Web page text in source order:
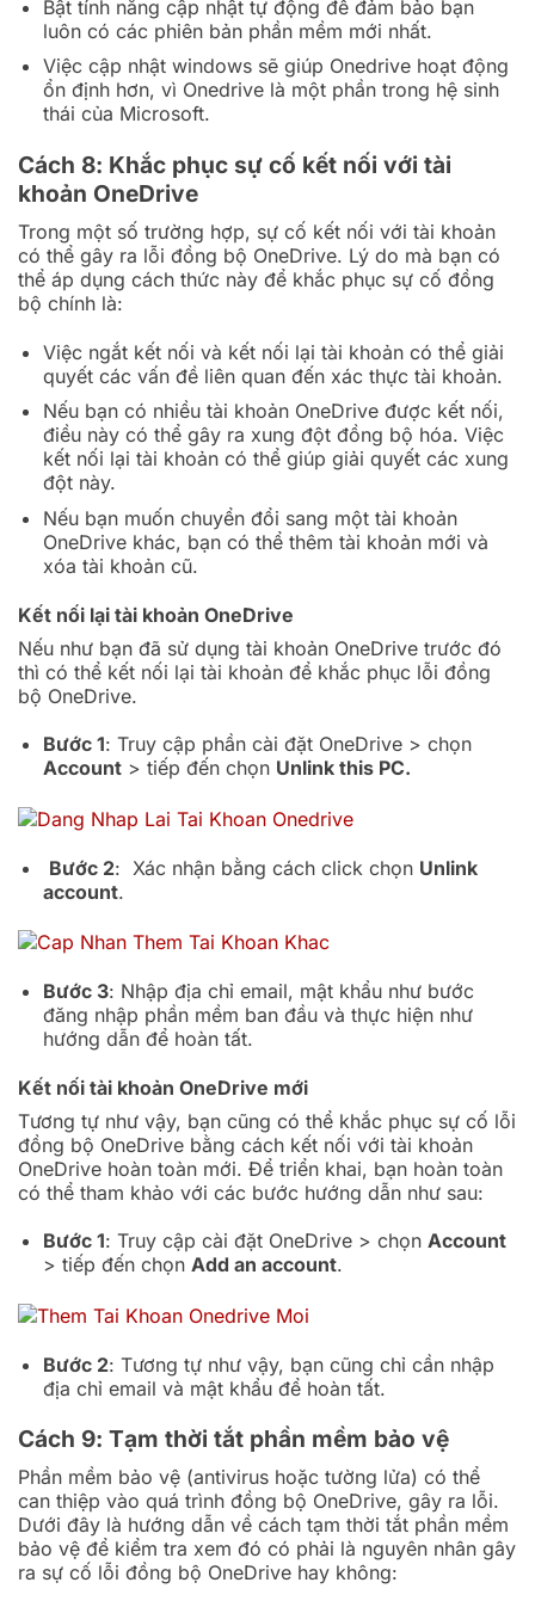
Bật tính năng cập nhật tự động để đảm bảo bạn
luôn có các phiên bản phần mềm mới nhất.
Việc cập nhật windows sẽ giúp Onedrive hoạt động
ổn định hơn, vì Onedrive là một phần trong hệ sinh
thái của Microsoft.
Cách 8: Khắc phục sự cố kết nối với tài
khoản OneDrive
Trong một số trường hợp, sự cố kết nối với tài khoản
có thể gây ra lỗi đồng bộ OneDrive. Lý do mà bạn có
thể áp dụng cách thức này để khắc phục sự cố đồng
bộ chính là:
Việc ngắt kết nối và kết nối lại tài khoản có thể giải
quyết các vấn đề liên quan đến xác thực tài khoản.
Nếu bạn có nhiều tài khoản OneDrive được kết nối,
điều này có thể gây ra xung đột đồng bộ hóa. Việc
kết nối lại tài khoản có thể giúp giải quyết các xung
đột này.
Nếu bạn muốn chuyển đổi sang một tài khoản
OneDrive khác, bạn có thể thêm tài khoản mới và
xóa tài khoản cũ.
Kết nối lại tài khoản OneDrive
Nếu như bạn đã sử dụng tài khoản OneDrive trước đó
thì có thể kết nối lại tài khoản để khắc phục lỗi đồng
bộ OneDrive.
Bước 1: Truy cập phần cài đặt OneDrive > chọn
Account> tiếp đến chọn Unlink this PC.
Bước 2: Xác nhận bằng cách click chọn Unlink
account.
Bước 3: Nhập địa chỉ email, mật khẩu như bước
đăng nhập phần mềm ban đầu và thực hiện như
hướng dẫn để hoàn tất.
Kết nối tài khoản OneDrive mới
Tương tự như vậy, bạn cũng có thể khắc phục sự cố lỗi
đồng bộ OneDrive bằng cách kết nối với tài khoản
OneDrive hoàn toàn mới. Để triển khai, bạn hoàn toàn
có thể tham khảo với các bước hướng dẫn như sau:
Bước 1: Truy cập cài đặt OneDrive > chọn Account
> tiếp đến chọn Add an account.
Bước 2: Tương tự như vậy, bạn cũng chỉ cần nhập
địa chỉ email và mật khẩu để hoàn tất.
Cách 9: Tạm thời tắt phần mềm bảo vệ
Phần mềm bảo vệ (antivirus hoặc tường lửa) có thể
can thiệp vào quá trình đồng bộ OneDrive, gây ra lỗi.
Dưới đây là hướng dẫn về cách tạm thời tắt phần mềm
bảo vệ để kiểm tra xem đó có phải là nguyên nhân gây
ra sự cố lỗi đồng bộ OneDrive hay không: